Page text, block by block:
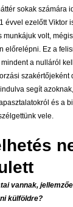
sokak számára
évvel ezelőtt Viktor
munkájuk volt,
előrelépni. Ez a
a nulláról
szakértőjeként
segít
és a
vele.
vannak,
külföldre?